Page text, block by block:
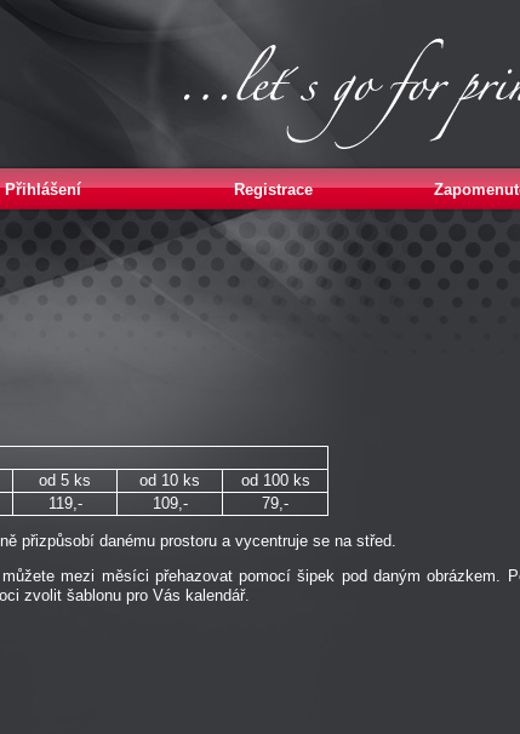
od 5 ks od 10 ks
od 100 ks
119,- 109,- 79,-
přizpůsobí danému prostoru a vycentruje se na střed.
mezi měsíci přehazovat pomocí šipek pod daným obrázkem.
zvolit šablonu pro Vás kalendář.
Přihlášení Registrace